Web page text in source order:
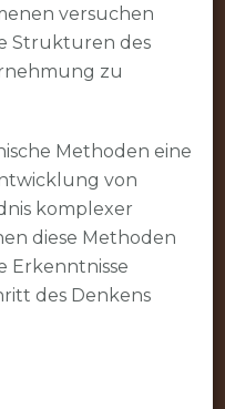
versuchen
Strukturen des
zu
Methoden eine
von
komplexer
diese Methoden
Erkenntnisse
des Denkens